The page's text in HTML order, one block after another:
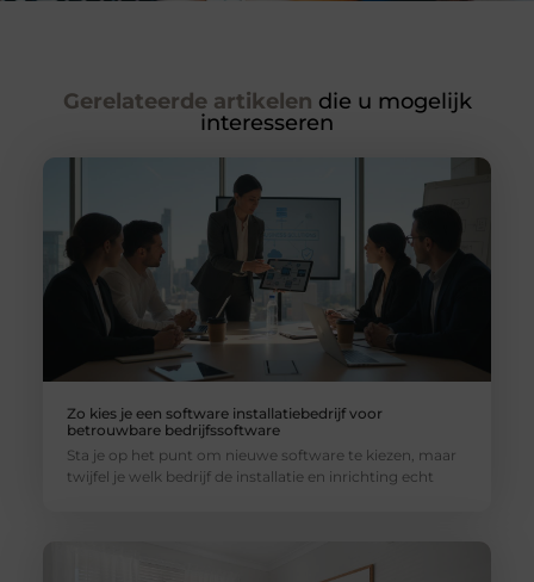
Gerelateerde artikelen die u mogelijk
interesseren
Zo kies je een software installatiebedrijf voor
betrouwbare bedrijfssoftware
Sta je op het punt om nieuwe software te kiezen, maar
twijfel je welk bedrijf de installatie en inrichting echt